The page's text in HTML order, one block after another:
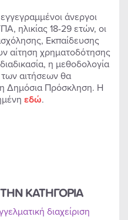
άνεργοι
ηλικίας 18-29 ετών, οι
Εκπαίδευσης
αίτηση χρηματοδότησης
η μεθοδολογία
των αιτήσεων θα
Δημόσια Πρόσκληση. Η
εδώ.
ΚΑΤΗΓΟΡΙΑ
διαχείριση